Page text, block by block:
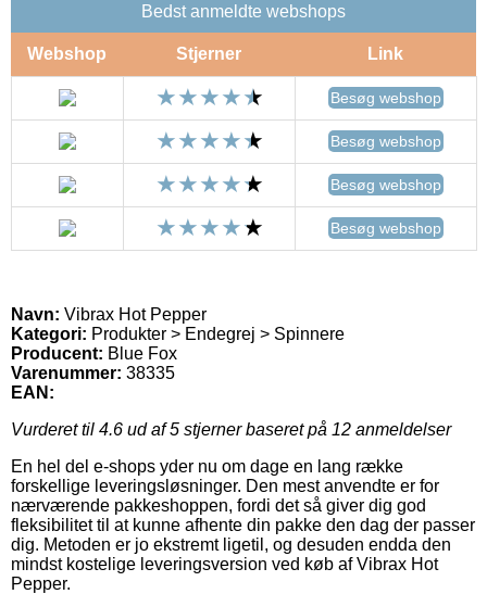
Bedst anmeldte webshops
Webshop Stjerner Link
Besøg webshop
Besøg webshop
Besøg webshop
Besøg webshop
Navn: Vibrax Hot Pepper
Kategori: Produkter > Endegrej > Spinnere
Producent: Blue Fox
Varenummer: 38335
EAN:
Vurderet til 4.6 ud af 5 stjerner baseret på 12 anmeldelser
En hel del e-shops yder nu om dage en lang række
forskellige leveringsløsninger. Den mest anvendte er for
nærværende pakkeshoppen, fordi det så giver dig god
fleksibilitet til at kunne afhente din pakke den dag der passer
dig. Metoden er jo ekstremt ligetil, og desuden endda den
mindst kostelige leveringsversion ved køb af Vibrax Hot
Pepper.